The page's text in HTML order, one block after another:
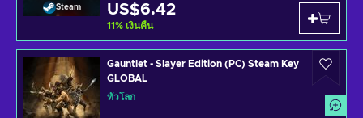
Steam US$6.42
11% เงินคืน
Gauntlet - Slayer Edition (PC) Steam Key
GLOBAL
ทั่วโลก